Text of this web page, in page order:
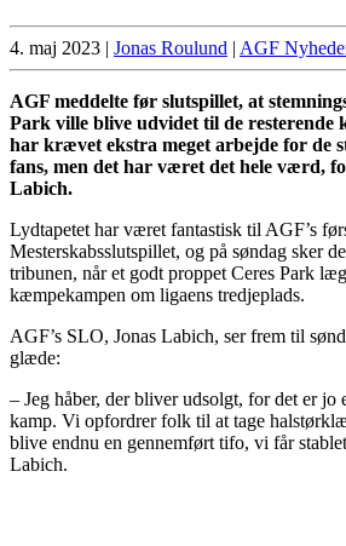
4. maj 2023 | Jonas Roulund | AGF
AGF meddelte før slutspillet, at
Park ville blive udvidet til de resterende
har krævet ekstra meget arbejde for de
fans, men det har været det hele værd,
Labich.
Lydtapetet har været fantastisk til AGF’s
Mesterskabsslutspillet, og på søndag sker
tribunen, når et godt proppet Ceres Park
kæmpekampen om ligaens tredjeplads.
AGF’s SLO, Jonas Labich, ser frem til
glæde:
– Jeg håber, der bliver udsolgt, for det er
kamp. Vi opfordrer folk til at tage
blive endnu en gennemført tifo, vi får
Labich.